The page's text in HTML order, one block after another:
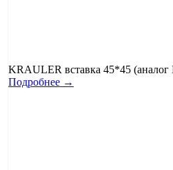
KRAULER вставка 45*45 (аналог
Подробнее →